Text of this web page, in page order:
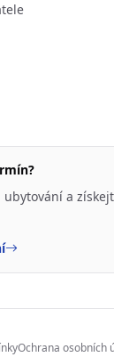
a
Ochrana osobních